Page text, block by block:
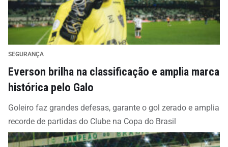
SEGURANÇA
Everson brilha na classificação e amplia marca
histórica pelo Galo
Goleiro faz grandes defesas, garante o gol zerado e amplia
recorde de partidas do Clube na Copa do Brasil